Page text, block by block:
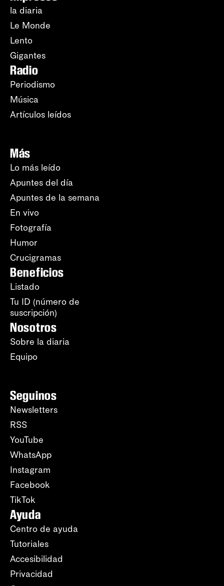
la diaria
Le Monde
Lento
Gigantes
Radio
Periodismo
Música
Artículos leídos
Más
Lo más leído
Apuntes del día
Apuntes de la semana
En vivo
Fotografía
Humor
Crucigramas
Beneficios
Listado
Tu ID (número de
suscripción)
Nosotros
Sobre la diaria
Equipo
Seguinos
Newsletters
RSS
YouTube
WhatsApp
Instagram
Facebook
TikTok
Ayuda
Centro de ayuda
Tutoriales
Accesibilidad
Privacidad